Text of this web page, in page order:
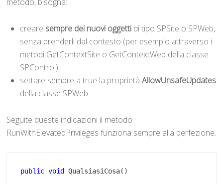
creare sempre dei nuovi oggetti di tipo SPSite o SPWeb,
senza prenderli dal contesto (per esempio attraverso i
metodi GetContextSite o GetContextWeb della classe
SPControl)
settare sempre a true la proprietàAllowUnsafeUpdates
della classe SPWeb.
Seguite queste indicazioni il metodo
RunWithElevatedPrivileges funziona sempre alla perfezione.
public void